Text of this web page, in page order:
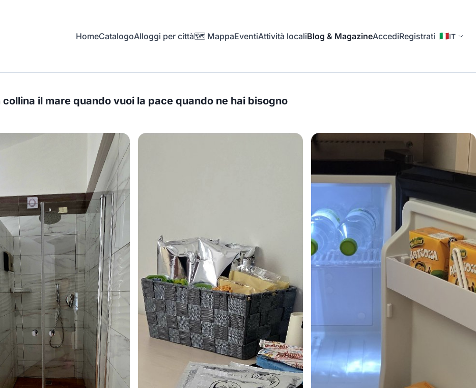
HomeCatalogoAlloggi per città🗺️ MappaEventiAttività localiBlog & MagazineAccediRegistrati 🇮🇹IT
il mare quando vuoi la pace quando ne hai bisogno